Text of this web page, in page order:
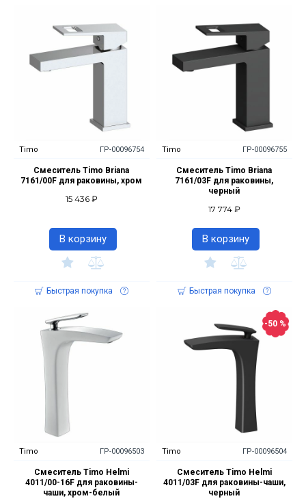
Timo ГР-00096754
Смеситель Timo Briana
7161/00F для раковины, хром
15 436 ₽
В корзину
Быстрая покупка
Timo ГР-00096755
Смеситель Timo Briana
7161/03F для раковины,
черный
17 774 ₽
В корзину
Быстрая покупка
Timo ГР-00096503
Смеситель Timo Helmi
4011/00-16F для раковины-
чаши, хром-белый
-50 %
Timo ГР-00096504
Смеситель Timo Helmi
4011/03F для раковины-чаши,
черный